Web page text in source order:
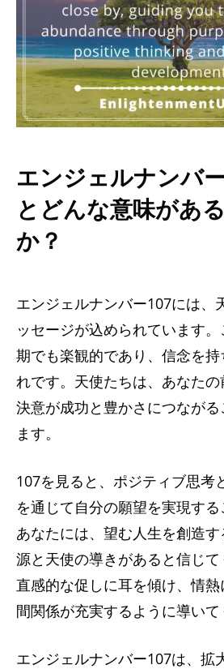
エンジェルナンバ
とどんな意味があ
か？
エンジェルナンバー107には、
ッセージが込められています
期でも楽観的であり、信念を
れです。天使たちは、あなたの
決意が成功と豊かさにつなが
ます。
107を見ると、ポジティブ思考
を通じて自分の願望を実現する
あなたには、望む人生を創造
源と天使の導きがあると信じ
直感的な促しに耳を傾け、情
間関係が充実するように導いて
エンジェルナンバー107は、拡